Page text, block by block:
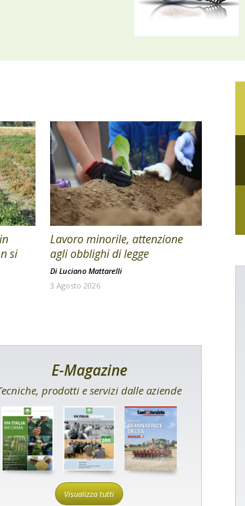
si
Lavoro minorile, attenzione
agli obblighi di legge
Di Luciano Mattarelli
3 Agosto 2026
E-Magazine
prodotti e servizi dalle aziende
Visualizza tutti